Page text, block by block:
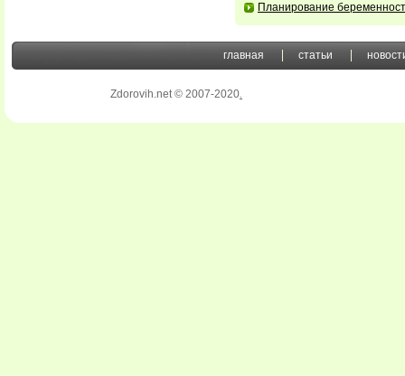
Планирование
главная статьи
Zdorovih.net © 2007-2020